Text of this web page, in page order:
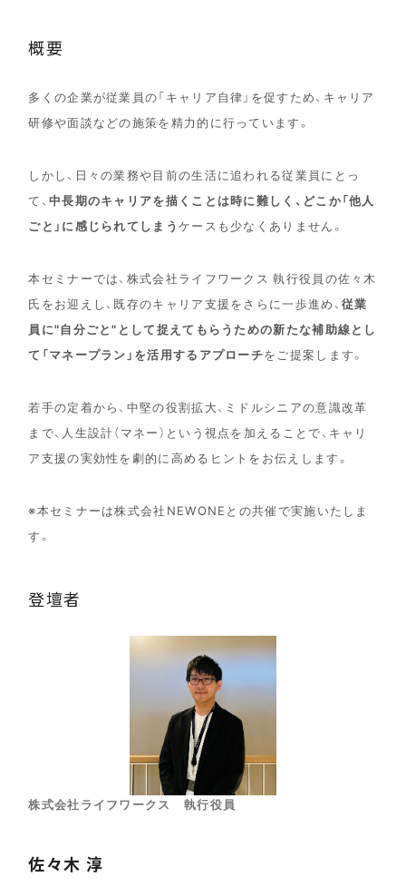
概要
多くの企業が従業員の「キャリア自律」を促すため、キャリア
研修や面談などの施策を精力的に行っています。
しかし、日々の業務や目前の生活に追われる従業員にとっ
て、 中長期のキャリアを描くことは時に難しく、どこか「他人
ごと」に感じられてしまう ケースも少なくありません。
本セミナーでは、株式会社ライフワークス 執行役員の佐々木
氏をお迎えし、既存のキャリア支援をさらに一歩進め、 従業
員に"自分ごと"として捉えてもらうための新たな補助線とし
て「マネープラン」を活用するアプローチをご提案します。
若手の定着から、中堅の役割拡大、ミドルシニアの意識改革
まで、人生設計（マネー）という視点を加えることで、キャリ
ア支援の実効性を劇的に高めるヒントをお伝えします。
※本セミナーは株式会社NEWONEとの共催で実施いたしま
す。
登壇者
株式会社ライフワークス 執行役員
佐々木 淳